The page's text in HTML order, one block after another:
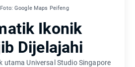
Google Maps Peifeng
Ikonik
Dijelajahi
utama Universal Studio Singapore